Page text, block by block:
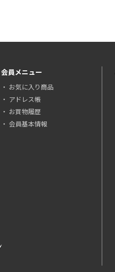
会員メニュー
お気に入り商品
アドレス帳
お買物履歴
会員基本情報